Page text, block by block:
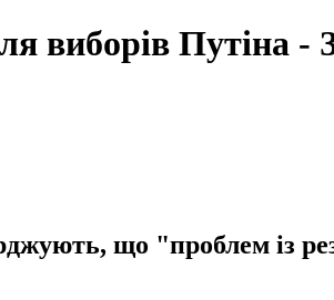
виборів Путіна -
що "проблем із